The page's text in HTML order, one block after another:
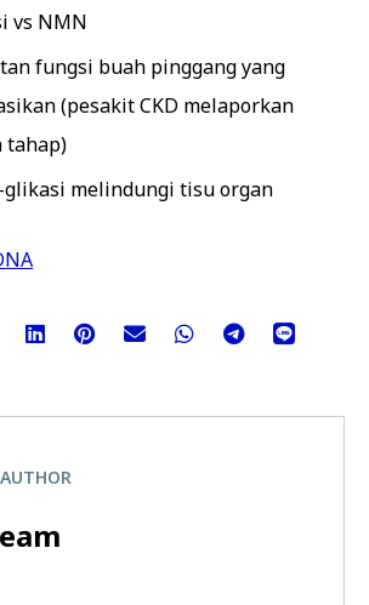
vs NMN
fungsi buah pinggang yang
(pesakit CKD melaporkan
tahap)
melindungi tisu organ